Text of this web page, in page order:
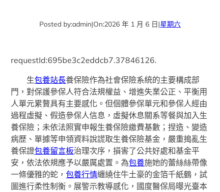
Posted by:admin|On:2026 年 1 月 6 日|星期六
requestId:695be3c2eddcb7.37846126.
生包養站長養保險作為社會保險系統的主要構成部
門，對保護參保人符合法規權益、增進失業公正、平衡用
人單元累贅具有主要感化。但個體參保單元和參保人經由
過程虛擬、假造參保人信息，虛擬休息關系等餐與加入生
養保險；未依法照實申報生養保險繳費基數；捏造、變造
病歷、單據等申領資料說謊取生養保險基金，嚴重搗亂生
養保證包養留言板治理次序，損害了公共好處和基金平
安，依法依規應予以嚴厲處置。為包養施她的蕾絲絲帶像
一條優雅的蛇，包養行情纏繞住牛土豪的金箔千紙鶴，試
圖進行柔性制衡。展警示教導感化，國度醫保局曝光臺本